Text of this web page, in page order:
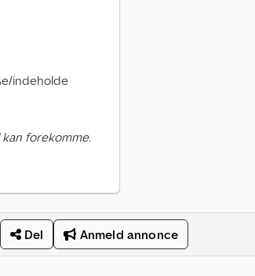
indeholde
forekomme.
Del Anmeld annonce